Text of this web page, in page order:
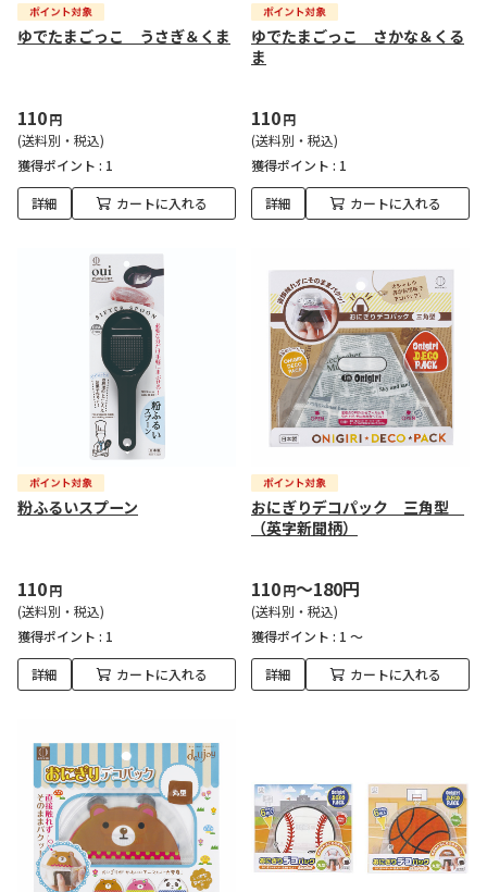
ゆでたまごっこ うさぎ＆くま
110円
(送料別・税込)
獲得ポイント : 1
詳細 カートに入れる
ゆでたまごっこ さかな＆くる
ま
110円
(送料別・税込)
獲得ポイント : 1
詳細 カートに入れる
粉ふるいスプーン
110円
(送料別・税込)
獲得ポイント : 1
詳細 カートに入れる
おにぎりデコパック 三角型
（英字新聞柄）
110円～180円
(送料別・税込)
獲得ポイント : 1 ～
詳細 カートに入れる